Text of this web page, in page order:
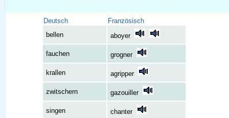
Deutsch
Französisch
bellen
aboyer
fauchen grogner
krallen agripper
zwitschern gazouiller
singen chanter